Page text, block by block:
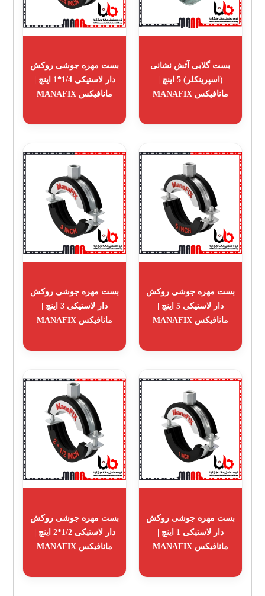
بست گلابی آتش نشانی
(اسپرینکلر) 5 اینچ |
مانافیکس MANAFIX
بست مهره جوشی روکش
دار لاستیکی 1/4*1 اینچ |
مانافیکس MANAFIX
بست مهره جوشی روکش
دار لاستیکی 5 اینچ |
مانافیکس MANAFIX
بست مهره جوشی روکش
دار لاستیکی 3 اینچ |
مانافیکس MANAFIX
بست مهره جوشی روکش
دار لاستیکی 1 اینچ |
مانافیکس MANAFIX
بست مهره جوشی روکش
دار لاستیکی 1/2*2 اینچ |
مانافیکس MANAFIX